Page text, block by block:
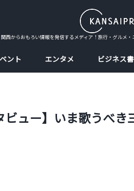
西からおもろい情報を発信するメディア！旅行・グルメ
ント エンタメ ビジネス書
ビュー】いま歌うべき